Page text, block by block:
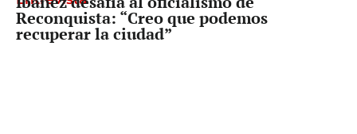
Reconquista: “Creo que podemos
recuperar la ciudad”